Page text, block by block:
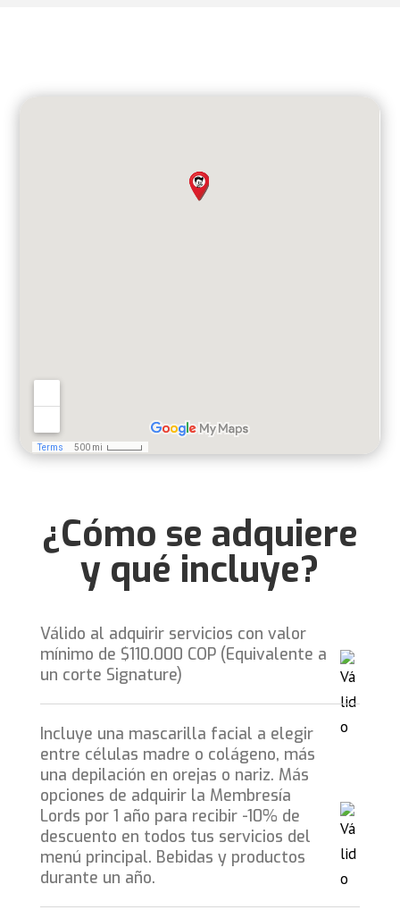
¿Cómo se adquiere
y qué incluye?
Válido al adquirir servicios con valor
mínimo de $110.000 COP (Equivalente a
un corte Signature)
Incluye una mascarilla facial a elegir
entre células madre o colágeno, más
una depilación en orejas o nariz. Más
opciones de adquirir la Membresía
Lords por 1 año para recibir -10% de
descuento en todos tus servicios del
menú principal. Bebidas y productos
durante un año.